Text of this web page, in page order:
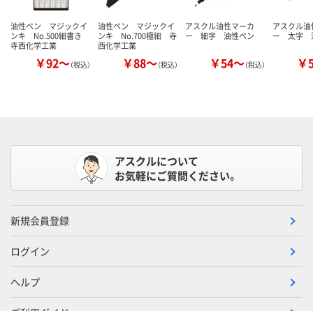
油性ペン マジックイ
ンキ No.500細書き
寺西化学工業
￥92～（税込）
油性ペン マジックイ
ンキ No.700極細 寺
西化学工業
￥88～（税込）
アスクル油性マーカ
ー 細字 油性ペン
￥54～（税込）
アスクル
ー 太字
￥
アスクルについて
お気軽にご質問ください。
新規会員登録
ログイン
ヘルプ